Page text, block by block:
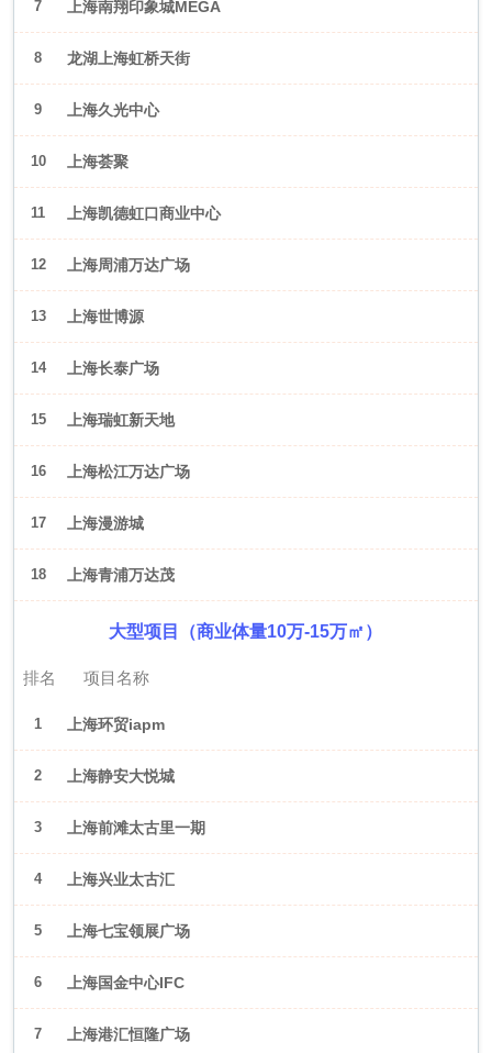
7 上海南翔印象城MEGA
8 龙湖上海虹桥天街
9 上海久光中心
10 上海荟聚
11 上海凯德虹口商业中心
12 上海周浦万达广场
13 上海世博源
14 上海长泰广场
15 上海瑞虹新天地
16 上海松江万达广场
17 上海漫游城
18 上海青浦万达茂
大型项目（商业体量10万-15万㎡）
排名 项目名称
1 上海环贸iapm
2 上海静安大悦城
3 上海前滩太古里一期
4 上海兴业太古汇
5 上海七宝领展广场
6 上海国金中心IFC
7 上海港汇恒隆广场